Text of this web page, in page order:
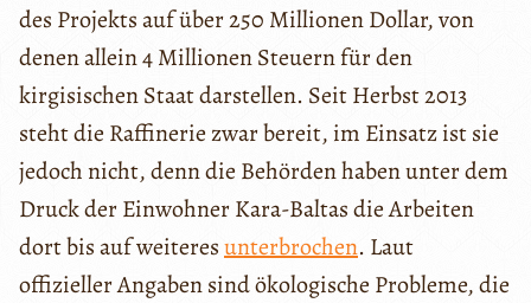
des Projekts auf über 250 Millionen Dollar, von
denen allein 4 Millionen Steuern für den
kirgisischen Staat darstellen. Seit Herbst 2013
steht die Raffinerie zwar bereit, im Einsatz ist sie
jedoch nicht, denn die Behörden haben unter dem
Druck der Einwohner Kara-Baltas die Arbeiten
dort bis auf weiteresunterbrochen. Laut
offizieller Angaben sind ökologische Probleme, die